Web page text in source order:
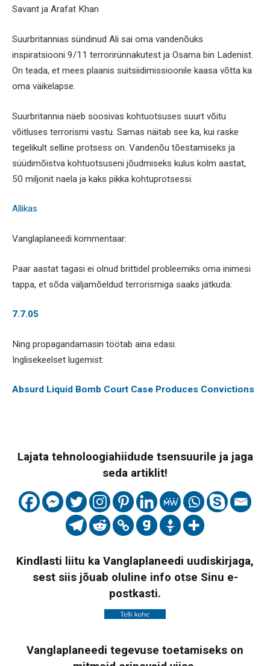
Savant ja Arafat Khan
Suurbritannias sündinud Ali sai oma vandenõuks
inspiratsiooni 9/11 terrorirünnakutest ja Osama bin Ladenist.
On teada, et mees plaanis suitsiidimissioonile kaasa võtta ka
oma väikelapse.
Suurbritannia näeb soosivas kohtuotsuses suurt võitu
võitluses terrorismi vastu. Samas näitab see ka, kui raske
tegelikult selline protsess on. Vandenõu tõestamiseks ja
süüdimõistva kohtuotsuseni jõudmiseks kulus kolm aastat,
50 miljonit naela ja kaks pikka kohtuprotsessi.
Allikas
Vanglaplaneedi kommentaar:
Paar aastat tagasi ei olnud brittidel probleemiks oma inimesi
tappa, et sõda väljamõeldud terrorismiga saaks jätkuda:
7.7.05
Ning propagandamasin töötab aina edasi.
Inglisekeelset lugemist:
Absurd Liquid Bomb Court Case Produces Convictions
Lajata tehnoloogiahiidude tsensuurile ja jaga
seda artiklit!
Kindlasti liitu ka Vanglaplaneedi uudiskirjaga,
sest siis jõuab oluline info otse Sinu e-
postkasti.
Vanglaplaneedi tegevuse toetamiseks on